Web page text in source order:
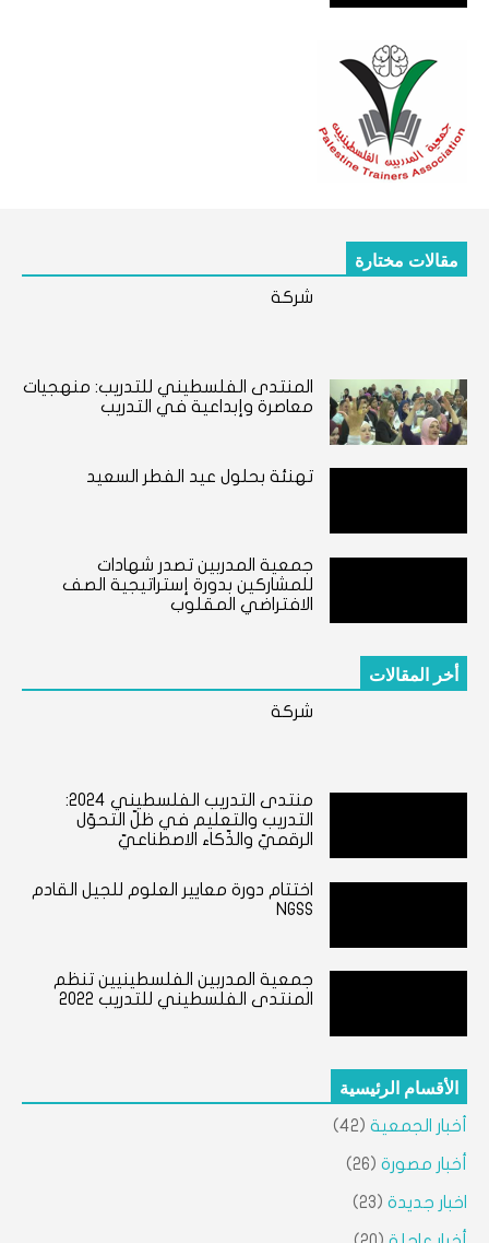
مقالات مختارة
شركة
المنتدى الفلسطيني للتدريب: منهجيات
معاصرة وإبداعية في التدريب
تهنئة بحلول عيد الفطر السعيد
جمعية المدربين تصدر شهادات
للمشاركين بدورة إستراتيجية الصف
الافتراضي المقلوب
أخر المقالات
شركة
منتدى التدريب الفلسطيني ٢٠٢٤:
التدريب والتعليم في ظلّ التحوّل
الرقميّ والذّكاء الاصطناعيّ
اختتام دورة معايير العلوم للجيل القادم
NGSS
جمعية المدربين الفلسطينيين تنظم
المنتدى الفلسطيني للتدريب 2022
الأقسام الرئيسية
أخبار الجمعية (42)
أخبار مصورة (26)
اخبار جديدة (23)